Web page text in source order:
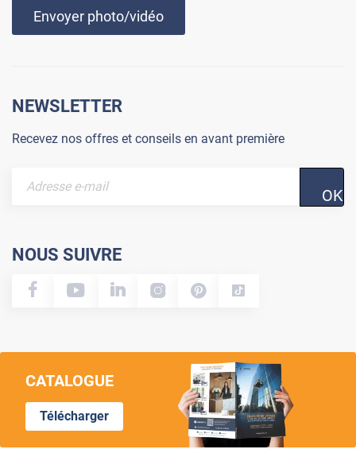
Envoyer photo/vidéo
NEWSLETTER
Recevez nos offres et conseils en avant première
OK
NOUS SUIVRE
CATALOGUE
Télécharger